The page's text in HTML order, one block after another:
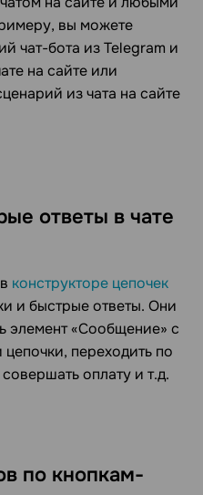
вы можете
чат-бота из Telegram и
на сайте или
из чата на сайте
ответы в чате
конструкторе цепочек
и быстрые ответы. Они
элемент «Сообщение» с
переходить по
оплату и т.д.
по кнопкам-